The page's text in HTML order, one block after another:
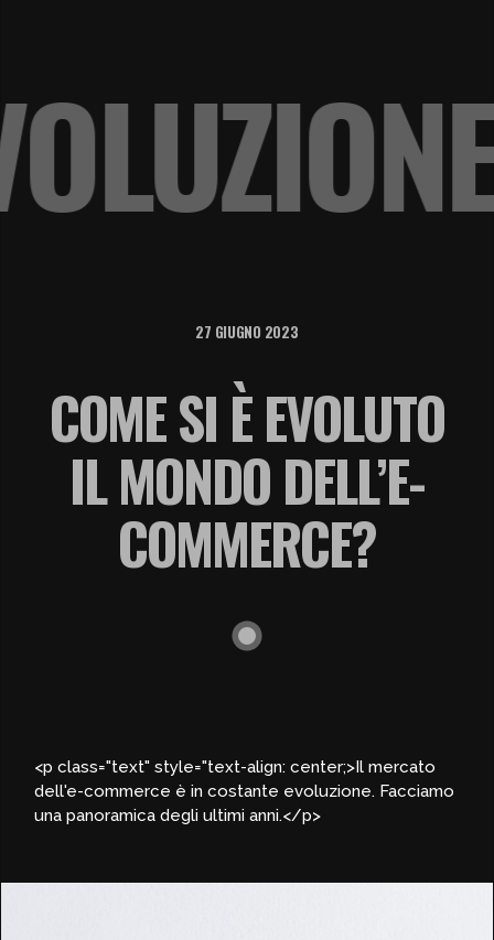
27 GIUGNO 2023
COME SI È EVOLUTO
IL MONDO DELL’E-
COMMERCE?
<p class="text" style="text-align: center;>Il mercato
dell'e-commerce è in costante evoluzione. Facciamo
una panoramica degli ultimi anni.</p>